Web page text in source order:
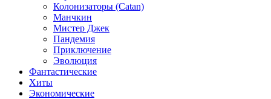
Колонизаторы (Catan)
Манчкин
Мистер Джек
Пандемия
Приключение
Эволюция
Фантастические
Хиты
Экономические